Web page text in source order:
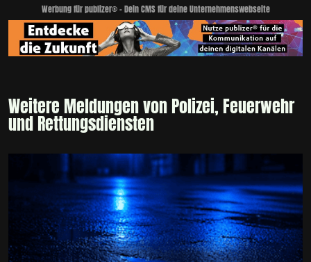
Werbung für publizer® - Dein CMS für deine Unternehmenswebseite
Weitere Meldungen von Polizei, Feuerwehr
und Rettungsdiensten